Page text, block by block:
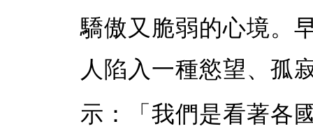
驕傲又脆弱的心境。
人陷入一種慾望、孤
示：「我們是看著各